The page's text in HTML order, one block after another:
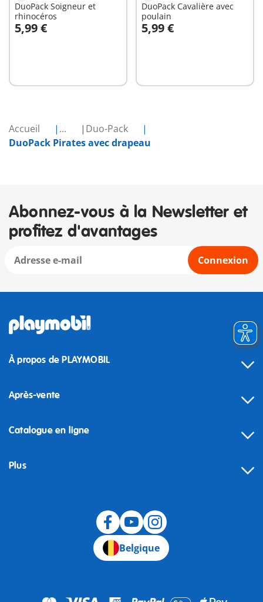
Accueil ...
Duo-Pack
DuoPack Pirates avec drapeau
DuoPack Soigneur et
rhinocéros
5,99 €
Au panier
DuoPack Cavalière avec
poulain
5,99 €
Au panier
Abonnez-vous à la Newsletter et
profitez d'avantages
Connexion
À propos de PLAYMOBIL
Après-vente
Catalogue en ligne
Plus
Belgique